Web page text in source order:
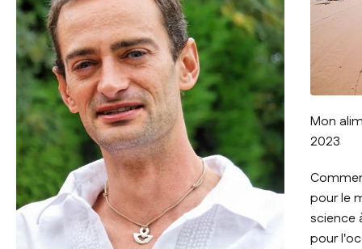
Mon
2023
pour le
science
pour